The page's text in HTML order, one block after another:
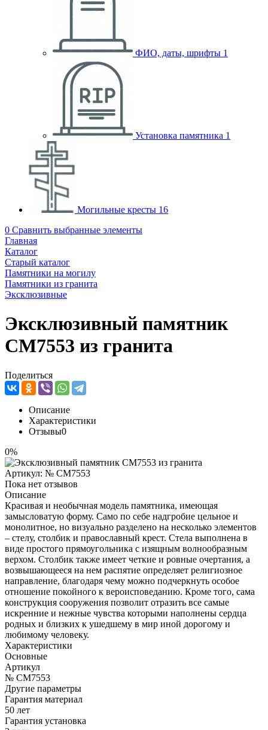
ФИО, даты, шрифты 1
Установка памятника 1
Могильные кресты 16
0 Сравнить выбранные элементы
Главная
Каталог
Старый каталог
Памятники на могилу
Памятники из гранита
Эксклюзивные
Эксклюзивный памятник
CM7553 из гранита
Поделиться
Описание
Характеристики
Отзывы0
0%
Артикул: № CM7553
Пока нет отзывов
Описание
Красивая и необычная модель памятника, имеющая
замысловатую форму. Само по себе надгробие цельное и
монолитное, но визуально разделено на несколько элементов
– стелу, столбик и православный крест. Стела выполнена в
виде простого прямоугольника с изящным волнообразным
верхом. Столбик также имеет четкие и ровные очертания, а
возвышающееся на нем распятие определяет религиозное
направление, благодаря чему можно подчеркнуть особое
отношение покойного к вероисповеданию. Кроме того, сама
конструкция сооружения позволит отразить все самые
искренние и нежные чувства которыми наполнены сердца
родных и близких к ушедшему в мир иной дорогому и
любимому человеку.
Характеристики
Основные
Артикул
№ CM7553
Другие параметры
Гарантия материал
50 лет
Гарантия установка